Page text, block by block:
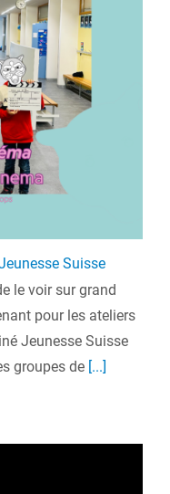
Suisse
le voir sur grand
pour les ateliers
Jeunesse Suisse
groupes de [...]